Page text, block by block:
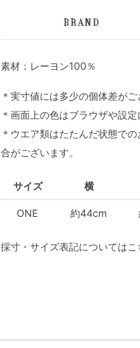
BRAND
素材：レーヨン100％
＊実寸値には多少の個体差がご
＊画面上の色はブラウザや設
＊ウエア類はたたんだ状態で
合がございます。
サイズ 横
ONE 約44cm
採寸・サイズ表記についてはこ